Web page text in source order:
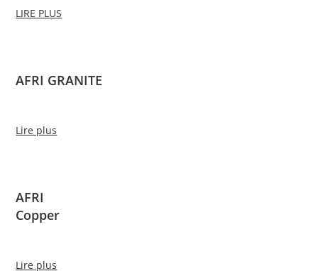
LIRE PLUS
AFRI GRANITE
Lire plus
AFRI
Copper
Lire plus